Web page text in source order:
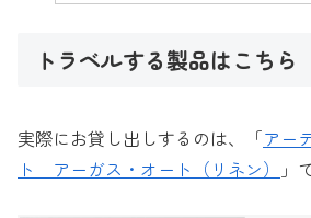
トラベルする製品はこちら
実際にお貸し出しするのは、「アー
ト アーガス・オート（リネン）
」